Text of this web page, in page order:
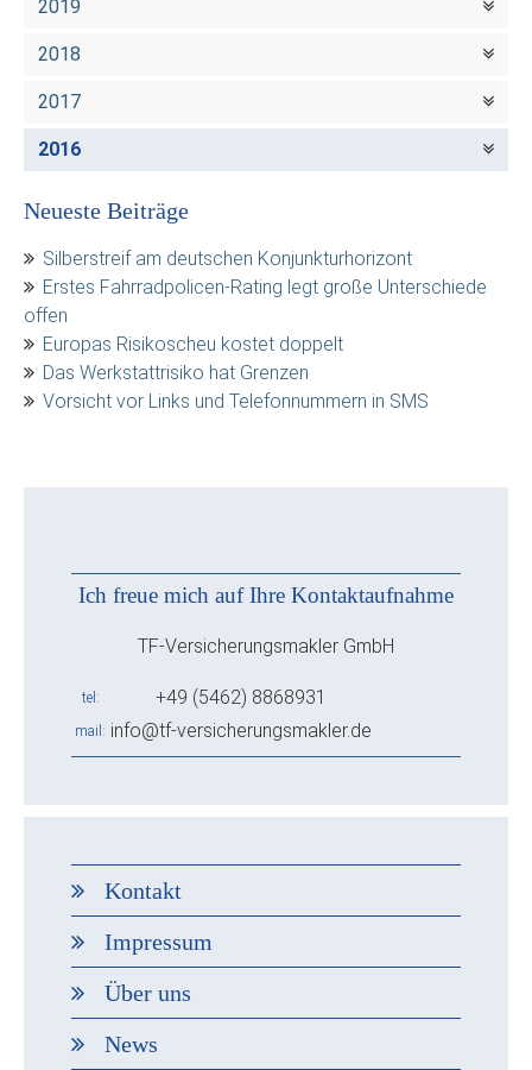
2019
2018
2017
2016
Neueste Beiträge
Silberstreif am deutschen Konjunkturhorizont
Erstes Fahrradpolicen-Rating legt große Unterschiede
offen
Europas Risikoscheu kostet doppelt
Das Werkstattrisiko hat Grenzen
Vorsicht vor Links und Telefonnummern in SMS
Ich freue mich auf Ihre Kontaktaufnahme
TF-Versicherungsmakler GmbH
tel +49 (5462) 8868931
mail info@tf-versicherungsmakler.de
Kontakt
Impressum
Über uns
News